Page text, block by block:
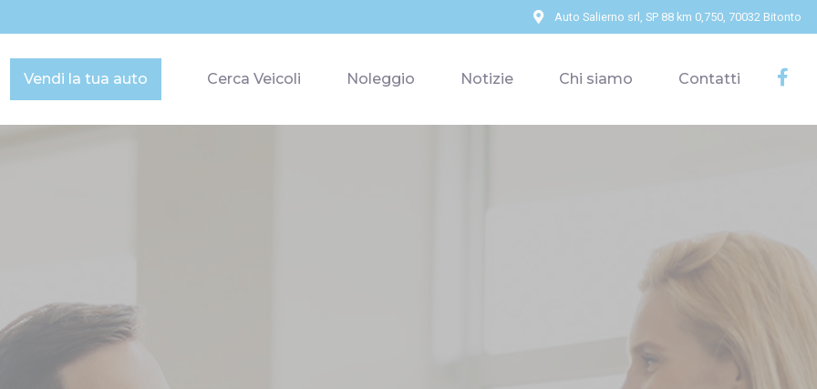
Auto Salierno srl, SP 88 km 0,750, 70032 Bitonto
Vendi la tua auto Cerca Veicoli Noleggio Notizie Chi siamo Contatti